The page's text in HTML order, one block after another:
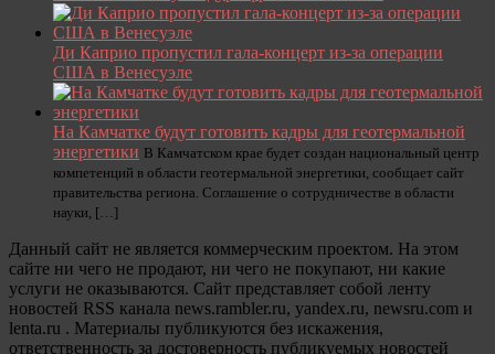
Ди Каприо пропустил гала-концерт из-за операции
США в Венесуэле
На Камчатке будут готовить кадры для геотермальной
энергетики В Камчатском крае будет создан национальный центр
компетенций в области геотермальной энергетики, сообщает сайт
правительства региона. Соглашение о сотрудничестве в области
науки, […]
Данный сайт не является коммерческим проектом. На этом
сайте ни чего не продают, ни чего не покупают, ни какие
услуги не оказываются. Сайт представляет собой ленту
новостей RSS канала news.rambler.ru, yandex.ru, newsru.com и
lenta.ru . Материалы публикуются без искажения,
ответственность за достоверность публикуемых новостей